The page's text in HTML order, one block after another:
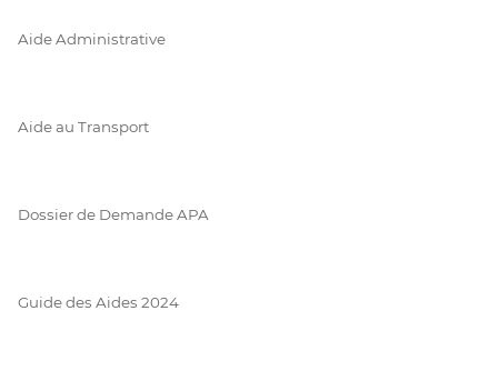
Aide Administrative
Aide au Transport
Dossier de Demande APA
Guide des Aides 2024